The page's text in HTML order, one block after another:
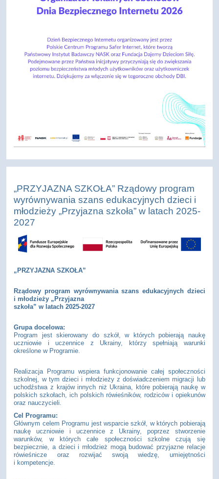
„PRZYJAZNA SZKOŁA” Rządowy program
wyrównywania szans edukacyjnych dzieci i
młodzieży „Przyjazna szkoła” w latach 2025-
2027
„PRZYJAZNA SZKOŁA”
Rządowy program wyrównywania szans edukacyjnych dzieci
i młodzieży „Przyjazna
szkoła” w latach 2025-2027
Grupa docelowa:
Program jest skierowany do szkół, w których pobierają naukę
uczniowie i uczennice z Ukrainy, którzy spełniają warunki
określone w Programie.
Realizacja Programu wspiera funkcjonowanie całej społeczności
szkolnej, w tym dzieci i młodzieży z doświadczeniem migracji lub
uchodźstwa z krajów innych niż Ukraina, które pobierają naukę w
polskich szkołach, ich polskich rówieśników, rodziców i opiekunów
oraz nauczycieli.
Cel Programu:
Głównym celem Programu jest wsparcie szkół, w których pobierają
naukę uczniowie i uczennice z Ukrainy, poprzez stworzenie
warunków, w których całe społeczności szkolne czują się
bezpiecznie, a dzieci i młodzież mogą budować przyjazne relacje
rówieśnicze oraz rozwijać swoją wiedzę, umiejętności
i kompetencje.